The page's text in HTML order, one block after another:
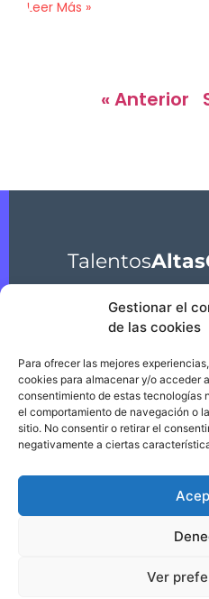
Gestionar el
de las cookies
Para ofrecer las mejores
cookies para almacenar y/o acceder
consentimiento de estas tecnologías
el comportamiento de navegación o
sitio. No consentir o retirar el
negativamente a ciertas
Ver
Leer Más »
« Anterior
Talentos
@ 2026 Asociación
Capacidades